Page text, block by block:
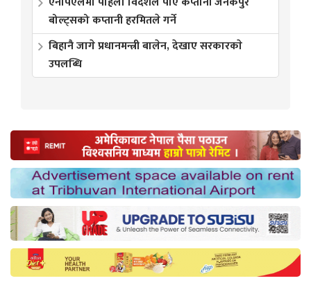
बोल्ट्सको कप्तानी हरमितले गर्ने
बिहानै जागे प्रधानमन्त्री बालेन, देखाए सरकारकाे
उपलब्धि